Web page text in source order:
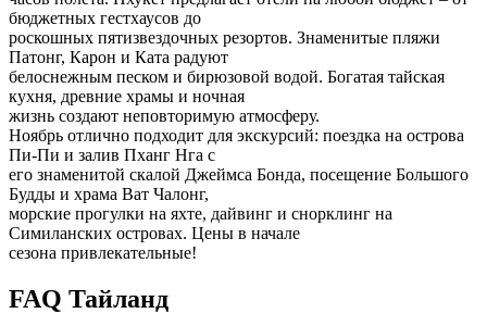
бюджетных гестхаусов до
роскошных пятизвездочных резортов. Знаменитые пляжи
Патонг, Карон и Ката радуют
белоснежным песком и бирюзовой водой. Богатая тайская
кухня, древние храмы и ночная
жизнь создают неповторимую атмосферу.
Ноябрь отлично подходит для экскурсий: поездка на острова
Пи-Пи и залив Пханг Нга с
его знаменитой скалой Джеймса Бонда, посещение Большого
Будды и храма Ват Чалонг,
морские прогулки на яхте, дайвинг и снорклинг на
Симиланских островах. Цены в начале
сезона привлекательные!
FAQ Тайланд